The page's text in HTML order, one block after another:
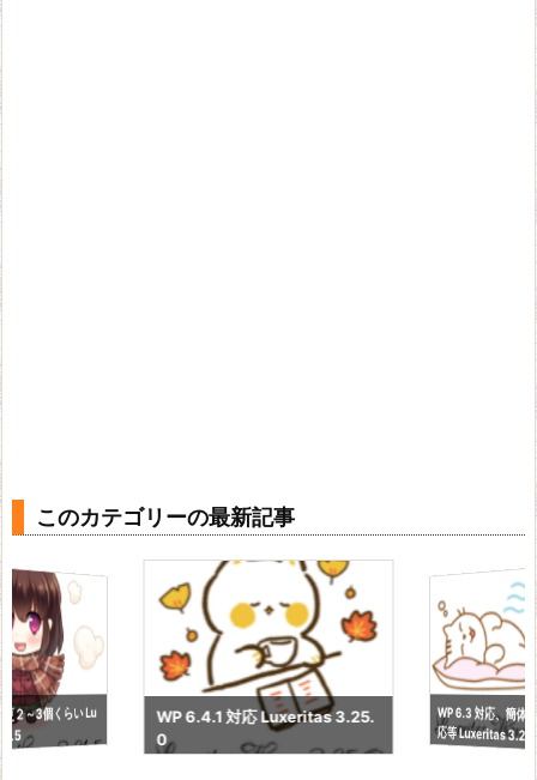
このカテゴリーの最新記事
２～3個くらい Lu
WP 6.4.1 対応 Luxeritas 3.25.
0
WP 6.3 対応、簡体
応等 Luxeritas